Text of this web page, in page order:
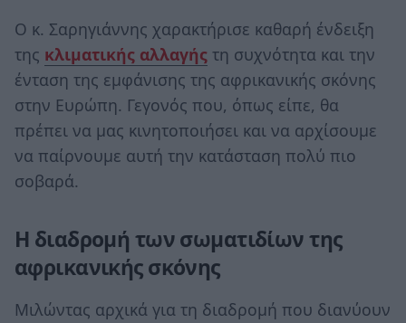
Ο κ. Σαρηγιάννης χαρακτήρισε καθαρή ένδειξη
της κλιματικής αλλαγής τη συχνότητα και την
ένταση της εμφάνισης της αφρικανικής σκόνης
στην Ευρώπη. Γεγονός που, όπως είπε, θα
πρέπει να μας κινητοποιήσει και να αρχίσουμε
να παίρνουμε αυτή την κατάσταση πολύ πιο
σοβαρά.
H διαδρομή των σωματιδίων της
αφρικανικής σκόνης
Μιλώντας αρχικά για τη διαδρομή που διανύουν